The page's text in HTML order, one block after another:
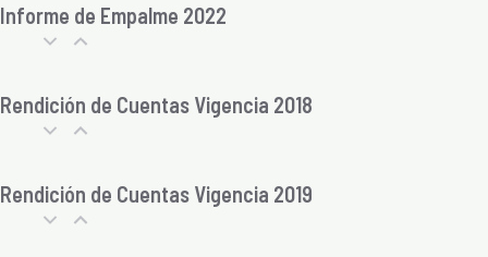
Informe de Empalme 2022
Rendición de Cuentas Vigencia 2018
Rendición de Cuentas Vigencia 2019